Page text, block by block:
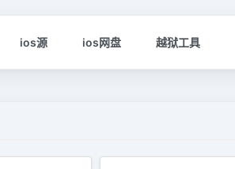
ios源 ios网盘 越狱工具